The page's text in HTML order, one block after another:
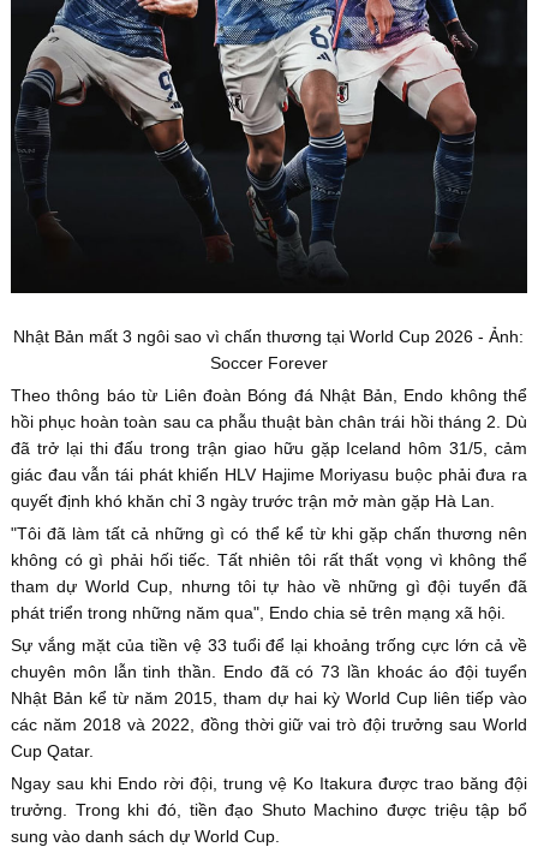
Nhật Bản mất 3 ngôi sao vì chấn thương tại World Cup 2026 - Ảnh:
Soccer Forever
Theo thông báo từ Liên đoàn Bóng đá Nhật Bản, Endo không thể
hồi phục hoàn toàn sau ca phẫu thuật bàn chân trái hồi tháng 2. Dù
đã trở lại thi đấu trong trận giao hữu gặp Iceland hôm 31/5, cảm
giác đau vẫn tái phát khiến HLV Hajime Moriyasu buộc phải đưa ra
quyết định khó khăn chỉ 3 ngày trước trận mở màn gặp Hà Lan.
"Tôi đã làm tất cả những gì có thể kể từ khi gặp chấn thương nên
không có gì phải hối tiếc. Tất nhiên tôi rất thất vọng vì không thể
tham dự World Cup, nhưng tôi tự hào về những gì đội tuyển đã
phát triển trong những năm qua", Endo chia sẻ trên mạng xã hội.
Sự vắng mặt của tiền vệ 33 tuổi để lại khoảng trống cực lớn cả về
chuyên môn lẫn tinh thần. Endo đã có 73 lần khoác áo đội tuyển
Nhật Bản kể từ năm 2015, tham dự hai kỳ World Cup liên tiếp vào
các năm 2018 và 2022, đồng thời giữ vai trò đội trưởng sau World
Cup Qatar.
Ngay sau khi Endo rời đội, trung vệ Ko Itakura được trao băng đội
trưởng. Trong khi đó, tiền đạo Shuto Machino được triệu tập bổ
sung vào danh sách dự World Cup.